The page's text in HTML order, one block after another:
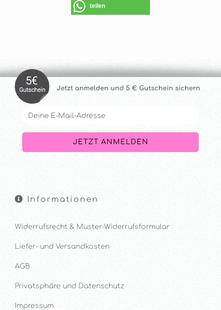
teilen
Jetzt anmelden und 5 € Gutschein sichern
Informationen
Widerrufsrecht & Muster-Widerrufsformular
Liefer- und Versandkosten
AGB
Privatsphäre und Datenschutz
Impressum